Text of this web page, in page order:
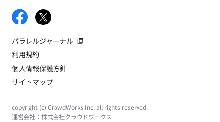
パラレルジャーナル
利用規約
個人情報保護方針
サイトマップ
copyright (c) CrowdWorks Inc. all rights reserved.
運営会社： 株式会社クラウドワークス